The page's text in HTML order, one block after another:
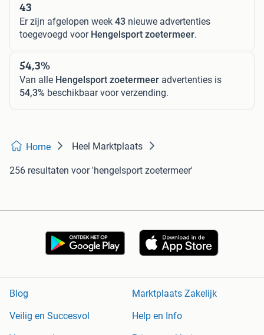
43
Er zijn afgelopen week 43 nieuwe advertenties
toegevoegd voor Hengelsport zoetermeer.
54,3%
Van alle Hengelsport zoetermeer advertenties is
54,3% beschikbaar voor verzending.
Home Heel Marktplaats
256 resultaten voor 'hengelsport zoetermeer'
Blog
Marktplaats Zakelijk
Veilig en Succesvol
Help en Info